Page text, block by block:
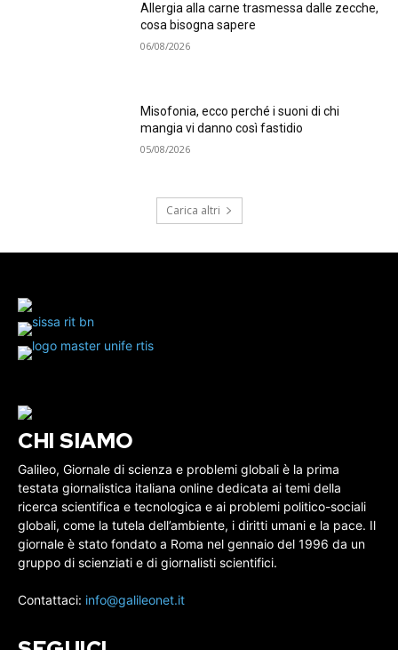
Allergia alla carne trasmessa dalle zecche,
cosa bisogna sapere
06/08/2026
Misofonia, ecco perché i suoni di chi
mangia vi danno così fastidio
05/08/2026
Carica altri
CHI SIAMO
Galileo, Giornale di scienza e problemi globali è la prima
testata giornalistica italiana online dedicata ai temi della
ricerca scientifica e tecnologica e ai problemi politico-sociali
globali, come la tutela dell’ambiente, i diritti umani e la pace. Il
giornale è stato fondato a Roma nel gennaio del 1996 da un
gruppo di scienziati e di giornalisti scientifici.
Contattaci: info@galileonet.it